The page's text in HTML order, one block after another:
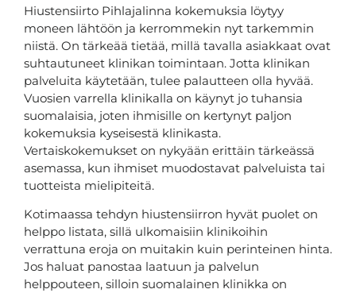
Hiustensiirto Pihlajalinna kokemuksia löytyy
moneen lähtöön ja kerrommekin nyt tarkemmin
niistä. On tärkeää tietää, millä tavalla asiakkaat ovat
suhtautuneet klinikan toimintaan. Jotta klinikan
palveluita käytetään, tulee palautteen olla hyvää.
Vuosien varrella klinikalla on käynyt jo tuhansia
suomalaisia, joten ihmisille on kertynyt paljon
kokemuksia kyseisestä klinikasta.
Vertaiskokemukset on nykyään erittäin tärkeässä
asemassa, kun ihmiset muodostavat palveluista tai
tuotteista mielipiteitä.
Kotimaassa tehdyn hiustensiirron hyvät puolet on
helppo listata, sillä ulkomaisiin klinikoihin
verrattuna eroja on muitakin kuin perinteinen hinta.
Jos haluat panostaa laatuun ja palvelun
helppouteen, silloin suomalainen klinikka on